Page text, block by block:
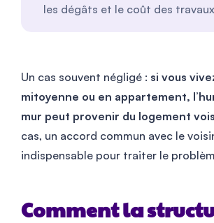
les dégâts et le coût des
Un cas souvent négligé : si vous
mitoyenne ou en appartement,
mur peut provenir du logement
cas, un accord commun avec le
indispensable pour traiter le
Comment la